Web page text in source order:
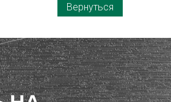
Вернуться